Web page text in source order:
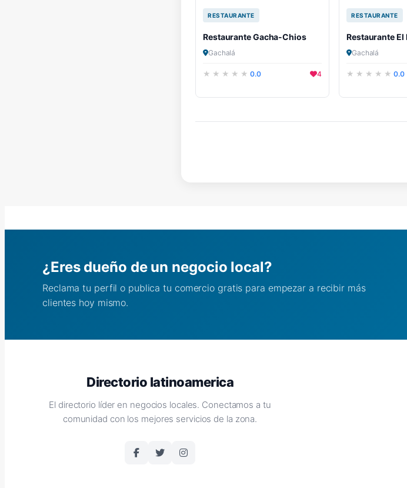
RESTAURANTE
Restaurante Gacha-Chios
Gachalá
0.0 4
RESTAURANTE
Restaurante El
Gachalá
0.0
¿Eres dueño de un negocio local?
Reclama tu perfil o publica tu comercio gratis para empezar a recibir más
clientes hoy mismo.
Directorio latinoamerica
El directorio líder en negocios locales. Conectamos a tu
comunidad con los mejores servicios de la zona.